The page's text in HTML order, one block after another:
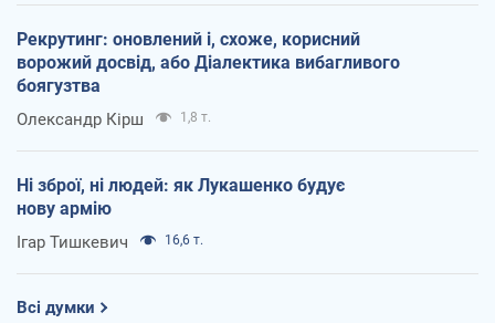
Рекрутинг: оновлений і, схоже, корисний
ворожий досвід, або Діалектика вибагливого
боягузтва
Олександр Кірш 1,8 т.
Ні зброї, ні людей: як Лукашенко будує
нову армію
Ігар Тишкевич 16,6 т.
Всі думки